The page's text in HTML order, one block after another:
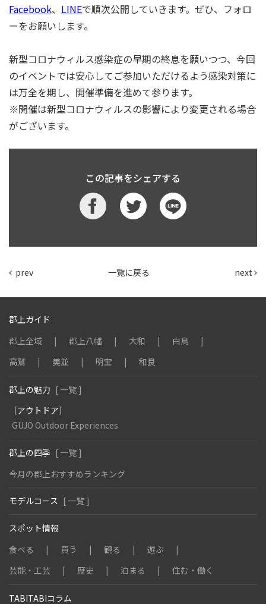
Facebook、 LINEで順次公開していきます。ぜひ、フォロ
ーをお願いします。
新型コロナウィルス感染症の早期の終息を願いつつ、今回
のイベントでは安心してご参加いただけるよう感染対策に
は万全を期し、開催準備を進めて参ります。
※開催は新型コロナウィルスの影響により変更される場合
がございます。
この記事をシェアする
prev 一覧に戻る next
郡上ガイド
郡上全域
郡上八幡 大和
白鳥
高鷲
美並 明宝 和良
郡上の魅力 [ 一覧 ]
［アウトドア］
GUJO Outdoor Experiences
郡上の四季 [ 一覧 ]
今月の郡上おすすめランキング
モデルコース [ 一覧 ]
スポット情報
食べる
買う 観る
遊ぶ
芸能・工芸
歴史 泊まる 住む・働く
TABITABIコラム